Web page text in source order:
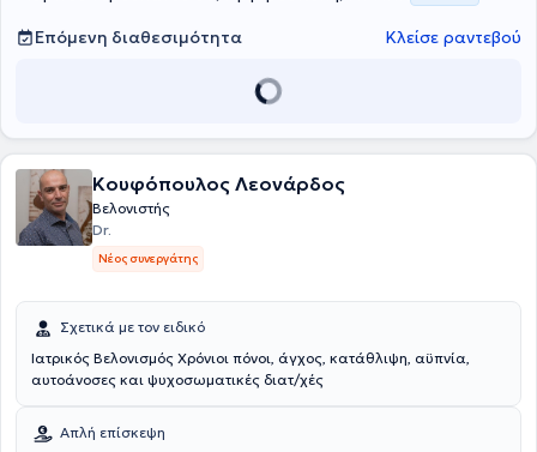
Επόμενη διαθεσιμότητα Κλείσε ραντεβού
Κουφόπουλος Λεονάρδος
Βελονιστής
Dr.
Νέος συνεργάτης
Σχετικά με τον ειδικό
Ιατρικός Βελονισμός Χρόνιοι πόνοι, άγχος, κατάθλιψη, αϋπνία,
αυτοάνοσες και ψυχοσωματικές διατ/χές
Απλή επίσκεψη